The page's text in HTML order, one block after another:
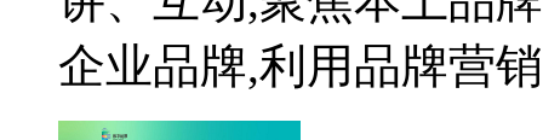
企业品牌,利用品牌营